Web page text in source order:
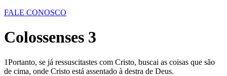
FALE CONOSCO
Colossenses 3
1Portanto, se já ressuscitastes com Cristo, buscai as coisas que são
de cima, onde Cristo está assentado à destra de Deus.